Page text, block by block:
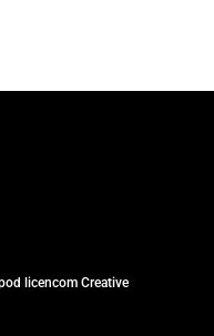
licencom Creative